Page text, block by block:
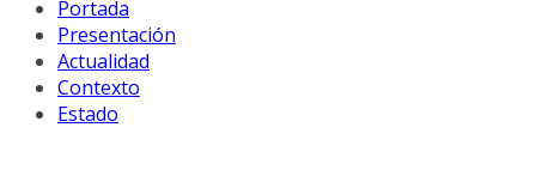
Portada
Presentación
Actualidad
Contexto
Estado